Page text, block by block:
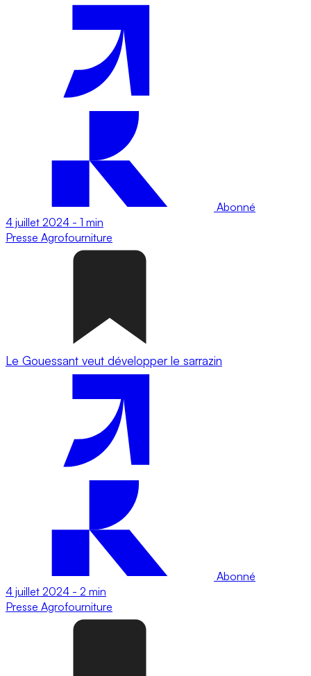
Abonné
4 juillet 2024 - 1 min
Presse Agrofourniture
Le Gouessant veut développer le sarrazin
Abonné
4 juillet 2024 - 2 min
Presse Agrofourniture